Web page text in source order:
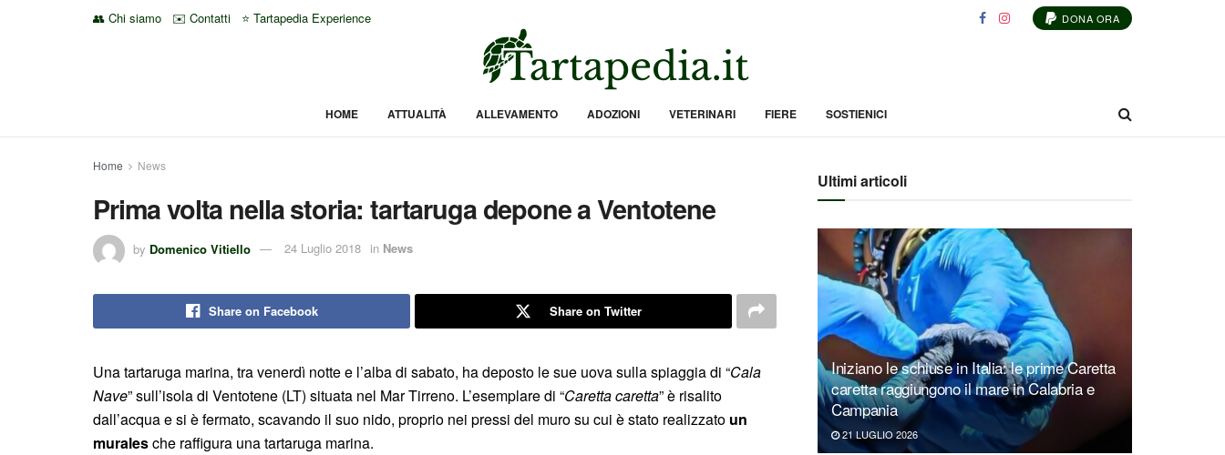
👥 Chi siamo ✉️ Contatti ⭐ Tartapedia Experience DONA ORA
HOME ATTUALITÀ ALLEVAMENTO ADOZIONI VETERINARI FIERE SOSTIENICI
Home News
Prima volta nella storia: tartaruga depone a Ventotene
by Domenico Vitiello 24 Luglio 2018 in News
Share on Facebook Share on Twitter
Una tartaruga marina, tra venerdì notte e l’alba di sabato, ha deposto le sue uova sulla spiaggia di “Cala
Nave” sull’isola di Ventotene (LT) situata nel Mar Tirreno. L’esemplare di “Caretta caretta” è risalito
dall’acqua e si è fermato, scavando il suo nido, proprio nei pressi del muro su cui è stato realizzato un
muralesche raffigura una tartaruga marina.
Ultimi articoli
Iniziano le schiuse in Italia: le prime Caretta
caretta raggiungono il mare in Calabria e
Campania
21 LUGLIO 2026